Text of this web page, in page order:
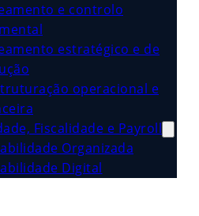
e controlo
estratégico e de
operacional e
Fiscalidade e Payroll
Organizada
Digital